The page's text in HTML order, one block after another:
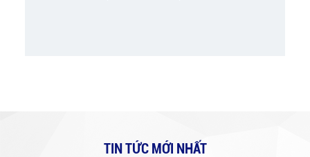
TIN TỨC MỚI NHẤT